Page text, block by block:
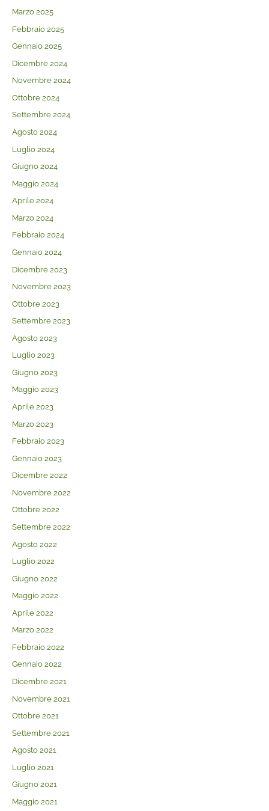
Marzo 2025
Febbraio 2025
Gennaio 2025
Dicembre 2024
Novembre 2024
Ottobre 2024
Settembre 2024
Agosto 2024
Luglio 2024
Giugno 2024
Maggio 2024
Aprile 2024
Marzo 2024
Febbraio 2024
Gennaio 2024
Dicembre 2023
Novembre 2023
Ottobre 2023
Settembre 2023
Agosto 2023
Luglio 2023
Giugno 2023
Maggio 2023
Aprile 2023
Marzo 2023
Febbraio 2023
Gennaio 2023
Dicembre 2022
Novembre 2022
Ottobre 2022
Settembre 2022
Agosto 2022
Luglio 2022
Giugno 2022
Maggio 2022
Aprile 2022
Marzo 2022
Febbraio 2022
Gennaio 2022
Dicembre 2021
Novembre 2021
Ottobre 2021
Settembre 2021
Agosto 2021
Luglio 2021
Giugno 2021
Maggio 2021